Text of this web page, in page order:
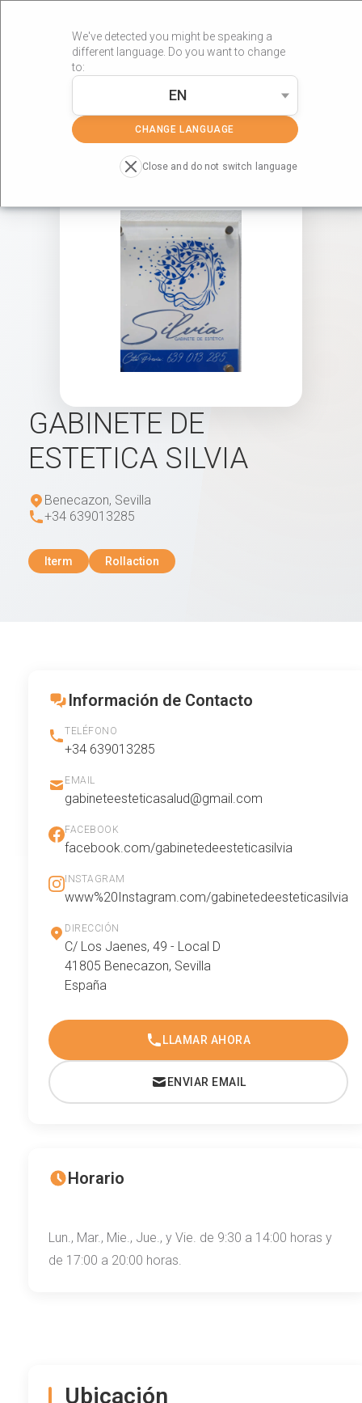
We've detected you might be speaking a
different language. Do you want to change
to:
EN
CHANGE LANGUAGE
Close and do not switch language
»
GABINETE DE
ESTETICA SILVIA
Benecazon, Sevilla
+34 639013285
Iterm Rollaction
Ubicación
Información de Contacto
TELÉFONO
+34 639013285
EMAIL
gabineteesteticasalud@gmail.com
FACEBOOK
facebook.com/gabinetedeesteticasilvia
INSTAGRAM
www%20Instagram.com/gabinetedeesteticasilvia
DIRECCIÓN
C/ Los Jaenes, 49 - Local D
41805 Benecazon, Sevilla
España
LLAMAR AHORA
ENVIAR EMAIL
Horario
Lun., Mar., Mie., Jue., y Vie. de 9:30 a 14:00 horas y
de 17:00 a 20:00 horas.